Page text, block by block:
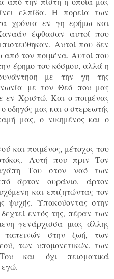
ελπίδα. Η πορεία των
χρόνια εν γη ερήμω και
έφθασαν αυτοί που
Αυτοί που δεν
τον ποιμένα. Αυτοί που
έρημο του κόσμου, αλλά η
με την γη της
με τον Θεό που μας
εν Χριστώ. Και ο ποιμένας
οδηγός μας και ο στερεωτής
μας, ο νικημένος και ο
μέτοχος του
Αυτή που πριν Τον
Του στον ναό των
άρτον ουράνιο, άρτον
και επιζητώντας τον
ψυχής. Υπακούοντας στην
εντός της, πέραν των
γενάρχισσα μιας άλλης
στην ζωή, των
των υπομονετικών, των
και όχι πεισματικά
εγώ.